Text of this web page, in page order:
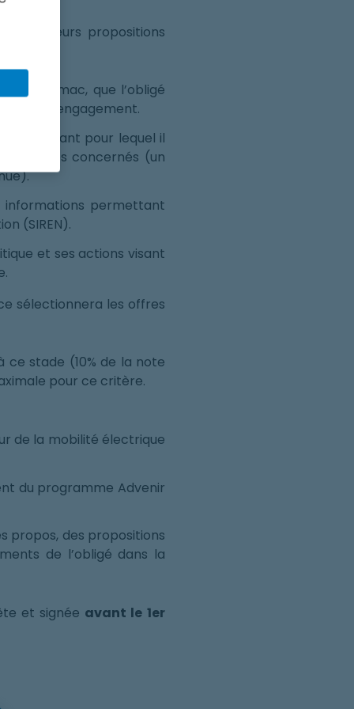
leurs propositions
cumac, que l’obligé
son engagement.
restant pour lequel il
concernés (un
informations permettant
(SIREN).
et ses actions visant
sélectionnera les offres
stade (10% de la note
pour ce critère.
de la mobilité électrique
du programme Advenir
propos, des propositions
de l’obligé dans la
et signée avant le 1er